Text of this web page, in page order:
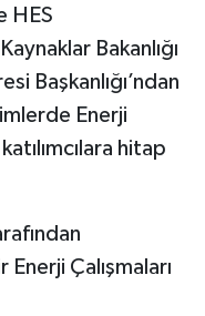
HES
Bakanlığı
Başkanlığı’ndan
Enerji
hitap
Çalışmaları